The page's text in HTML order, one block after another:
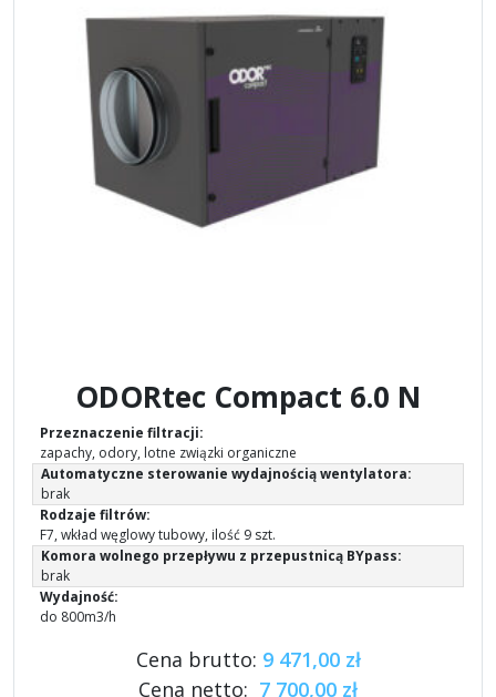
ODORtec Compact 6.0 N
Przeznaczenie filtracji:
zapachy, odory, lotne związki organiczne
Automatyczne sterowanie wydajnością wentylatora:
brak
Rodzaje filtrów:
F7, wkład węglowy tubowy, ilość 9 szt.
Komora wolnego przepływu z przepustnicą BYpass:
brak
Wydajność:
do 800m3/h
Cena brutto: 9 471,00 zł
Cena netto: 7 700,00 zł